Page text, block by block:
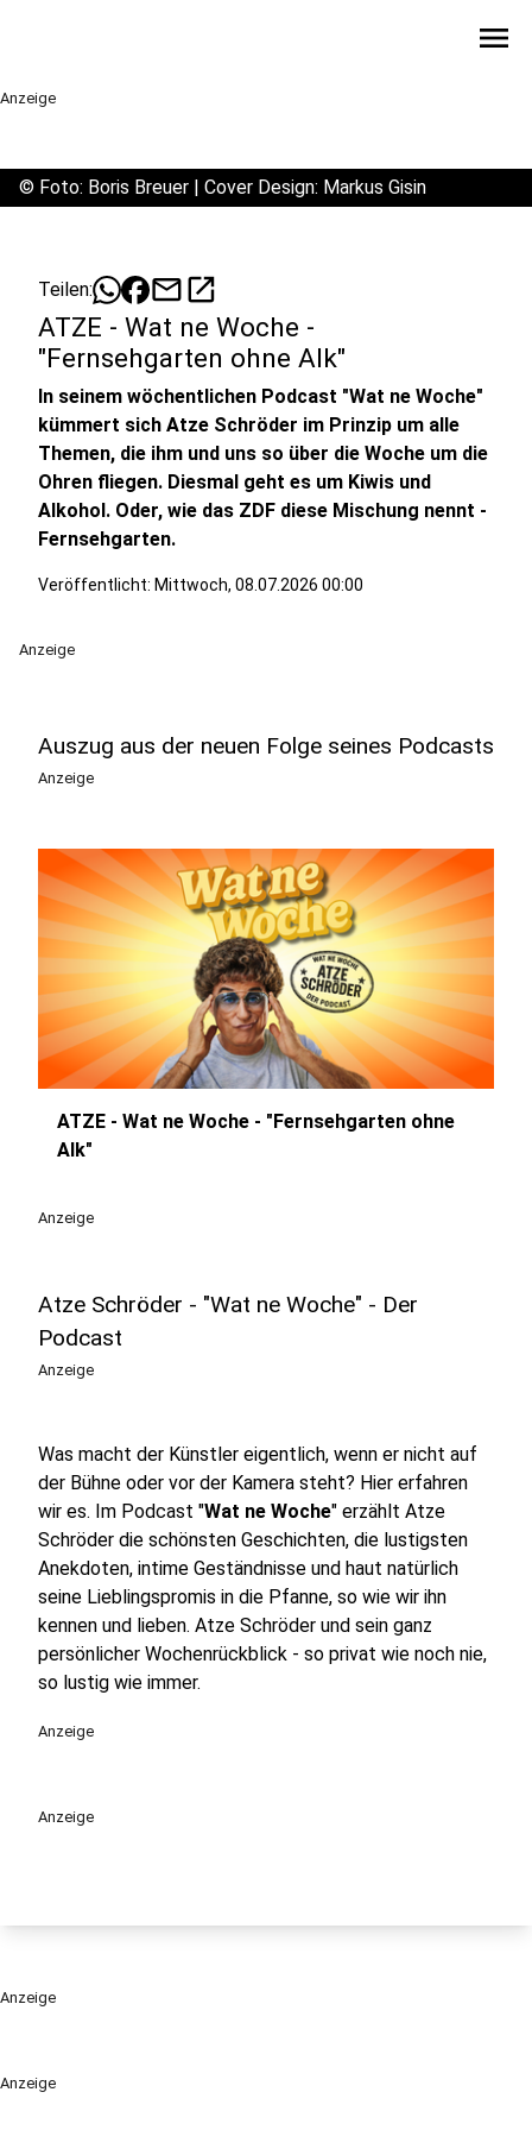
menu
Anzeige
Anzeige
© Foto: Boris Breuer | Cover Design: Markus Gisin
Teilen: mailopen_in_new
ATZE - Wat ne Woche -
"Fernsehgarten ohne Alk"
In seinem wöchentlichen Podcast "Wat ne Woche"
kümmert sich Atze Schröder im Prinzip um alle
Themen, die ihm und uns so über die Woche um die
Ohren fliegen. Diesmal geht es um Kiwis und
Alkohol. Oder, wie das ZDF diese Mischung nennt -
Fernsehgarten.
Veröffentlicht: Mittwoch, 08.07.2026 00:00
Anzeige
Auszug aus der neuen Folge seines Podcasts
Anzeige
ATZE - Wat ne Woche - "Fernsehgarten ohne
Alk"
Anzeige
Atze Schröder - "Wat ne Woche" - Der
Podcast
Anzeige
Was macht der Künstler eigentlich, wenn er nicht auf
der Bühne oder vor der Kamera steht? Hier erfahren
wir es. Im Podcast "Wat ne Woche" erzählt Atze
Schröder die schönsten Geschichten, die lustigsten
Anekdoten, intime Geständnisse und haut natürlich
seine Lieblingspromis in die Pfanne, so wie wir ihn
kennen und lieben. Atze Schröder und sein ganz
persönlicher Wochenrückblick - so privat wie noch nie,
so lustig wie immer.
Anzeige
Anzeige
Anzeige